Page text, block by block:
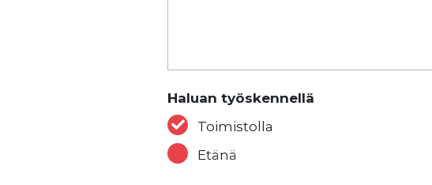
Haluan työskennellä
Toimistolla
Etänä